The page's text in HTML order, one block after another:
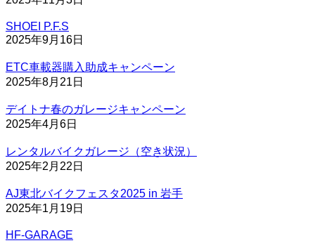
SHOEI P.F.S
2025年9月16日
ETC車載器購入助成キャンペーン
2025年8月21日
デイトナ春のガレージキャンペーン
2025年4月6日
レンタルバイクガレージ（空き状況）
2025年2月22日
AJ東北バイクフェスタ2025 in 岩手
2025年1月19日
HF-GARAGE